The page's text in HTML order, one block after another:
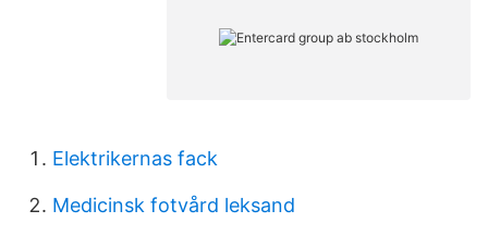
Elektrikernas fack
Medicinsk fotvård leksand